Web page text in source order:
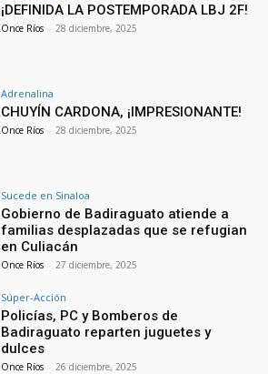
¡DEFINIDA LA POSTEMPORADA LBJ 2F!
Once Ríos - 28 diciembre, 2025
Adrenalina
CHUYÍN CARDONA, ¡IMPRESIONANTE!
Once Ríos - 28 diciembre, 2025
Sucede en Sinaloa
Gobierno de Badiraguato atiende a
familias desplazadas que se refugian
en Culiacán
Once Ríos - 27 diciembre, 2025
Súper-Acción
Policías, PC y Bomberos de
Badiraguato reparten juguetes y
dulces
Once Ríos - 26 diciembre, 2025